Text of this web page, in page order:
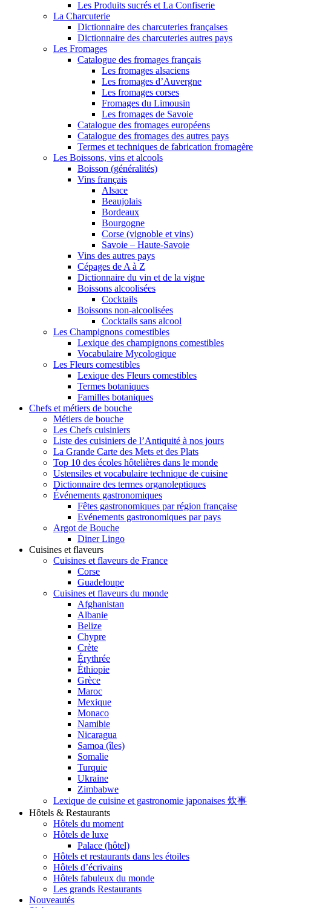
Les Produits sucrés et La Confiserie
La Charcuterie
Dictionnaire des charcuteries françaises
Dictionnaire des charcuteries autres pays
Les Fromages
Catalogue des fromages français
Les fromages alsaciens
Les fromages d’Auvergne
Les fromages corses
Fromages du Limousin
Les fromages de Savoie
Catalogue des fromages européens
Catalogue des fromages des autres pays
Termes et techniques de fabrication fromagère
Les Boissons, vins et alcools
Boisson (généralités)
Vins français
Alsace
Beaujolais
Bordeaux
Bourgogne
Corse (vignoble et vins)
Savoie – Haute-Savoie
Vins des autres pays
Cépages de A à Z
Dictionnaire du vin et de la vigne
Boissons alcoolisées
Cocktails
Boissons non-alcoolisées
Cocktails sans alcool
Les Champignons comestibles
Lexique des champignons comestibles
Vocabulaire Mycologique
Les Fleurs comestibles
Lexique des Fleurs comestibles
Termes botaniques
Familles botaniques
Chefs et métiers de bouche
Métiers de bouche
Les Chefs cuisiniers
Liste des cuisiniers de l’Antiquité à nos jours
La Grande Carte des Mets et des Plats
Top 10 des écoles hôtelières dans le monde
Ustensiles et vocabulaire technique de cuisine
Dictionnaire des termes organoleptiques
Événements gastronomiques
Fêtes gastronomiques par région française
Evénements gastronomiques par pays
Argot de Bouche
Diner Lingo
Cuisines et flaveurs
Cuisines et flaveurs de France
Corse
Guadeloupe
Cuisines et flaveurs du monde
Afghanistan
Albanie
Belize
Chypre
Crète
Érythrée
Éthiopie
Grèce
Maroc
Mexique
Monaco
Namibie
Nicaragua
Samoa (îles)
Somalie
Turquie
Ukraine
Zimbabwe
Lexique de cuisine et gastronomie japonaises 炊事
Hôtels & Restaurants
Hôtels du moment
Hôtels de luxe
Palace (hôtel)
Hôtels et restaurants dans les étoiles
Hôtels d’écrivains
Hôtels fabuleux du monde
Les grands Restaurants
Nouveautés